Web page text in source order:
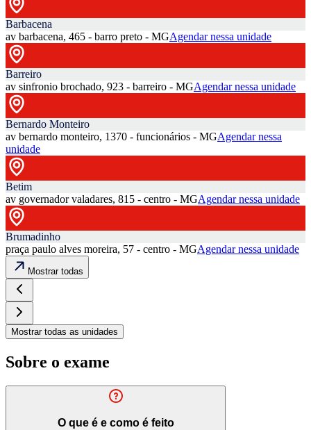
Barbacena
av barbacena, 465 - barro preto - MGAgendar nessa unidade
Barreiro
av sinfronio brochado, 923 - barreiro - MGAgendar nessa unidade
Bernardo Monteiro
av bernardo monteiro, 1370 - funcionários - MGAgendar nessa
unidade
Betim
av governador valadares, 815 - centro - MGAgendar nessa unidade
Brumadinho
praça paulo alves moreira, 57 - centro - MGAgendar nessa unidade
Mostrar todas
Mostrar todas as unidades
Sobre o exame
O que é e como é feito